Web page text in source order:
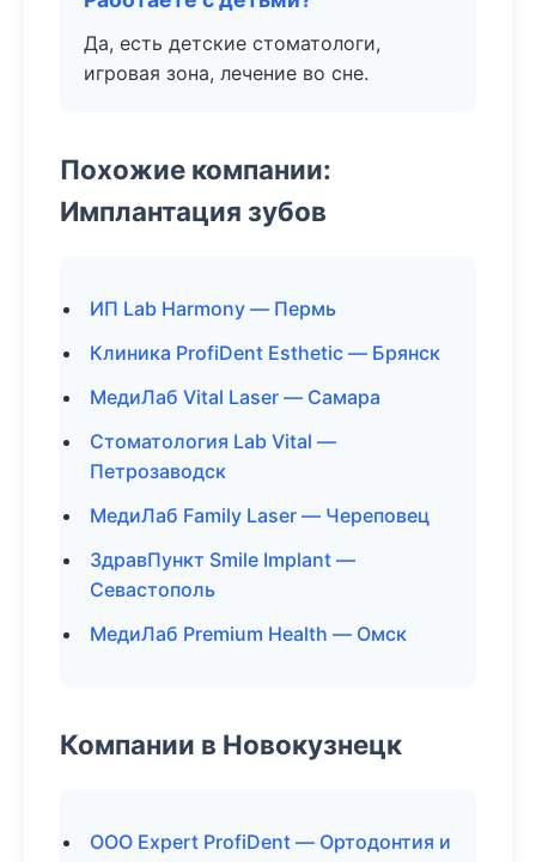
Да, есть детские стоматологи,
игровая зона, лечение во сне.
Похожие компании:
Имплантация зубов
ИП Lab Harmony — Пермь
Клиника ProfiDent Esthetic — Брянск
МедиЛаб Vital Laser — Самара
Стоматология Lab Vital —
Петрозаводск
МедиЛаб Family Laser — Череповец
ЗдравПункт Smile Implant —
Севастополь
МедиЛаб Premium Health — Омск
Компании в Новокузнецк
ООО Expert ProfiDent — Ортодонтия и